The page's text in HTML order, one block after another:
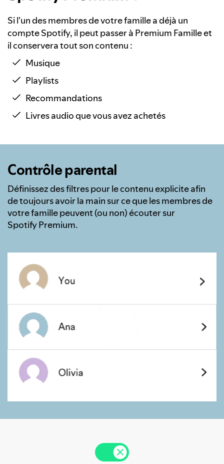
Si l'un des membres de votre famille a déjà un
compte Spotify, il peut passer à Premium Famille et
il conservera tout son contenu :
Musique
Playlists
Recommandations
Livres audio que vous avez achetés
Contrôle parental
Définissez des filtres pour le contenu explicite afin
de toujours avoir la main sur ce que les membres de
votre famille peuvent (ou non) écouter sur
Spotify Premium.